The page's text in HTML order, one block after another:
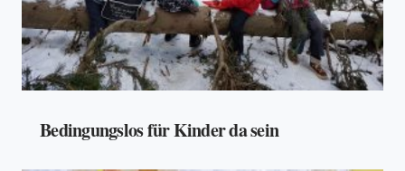
Bedingungslos für Kinder da sein